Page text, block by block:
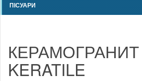
ПІСУАРИ
КЕРАМОГРАНИТ
KERATILE